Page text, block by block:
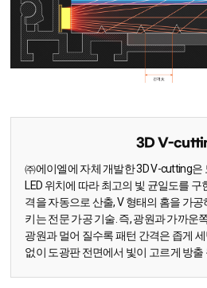
3D V-
㈜에이엘에 자체 개발한 3D V-cutting은
LED 위치에 따라 최고의 빛 균일도를
격을 자동으로 산출,V 형태의 홈을 가
키는 전문 가공 기술. 즉, 광원과 가까운
광원과 멀어 질수록패턴 간격은 좁게
없이 도광판 전면에서 빛이 고르게 방출